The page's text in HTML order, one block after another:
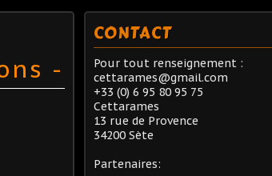
-
CONTACT
Pour tout renseignement :
cettarames@gmail.com
+33 (0) 6 95 80 95 75
Cettarames
13 rue de Provence
34200 Sète
Partenaires: